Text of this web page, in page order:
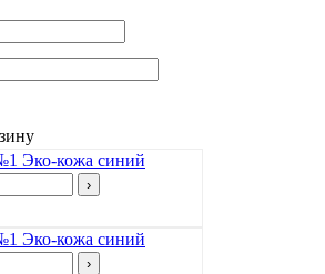
Эко-кожа синий
›
Эко-кожа синий
›